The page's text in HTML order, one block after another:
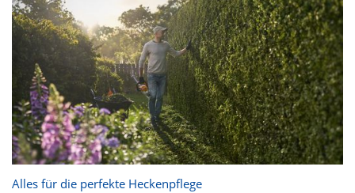
Alles für die perfekte Heckenpflege